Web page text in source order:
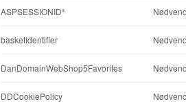
ASPSESSIONID*
basketIdentifier
DanDomainWebShop5Favorites
DDCookiePolicy